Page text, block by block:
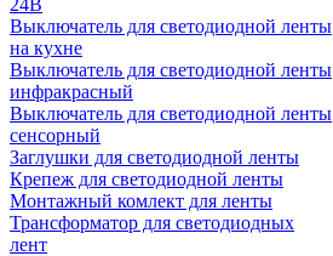
24В
Выключатель для светодиодной ленты
на кухне
Выключатель для светодиодной ленты
инфракрасный
Выключатель для светодиодной ленты
сенсорный
Заглушки для светодиодной ленты
Крепеж для светодиодной ленты
Монтажный комлект для ленты
Трансформатор для светодиодных
лент